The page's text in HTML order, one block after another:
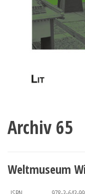
Archiv 65
Weltmuseum